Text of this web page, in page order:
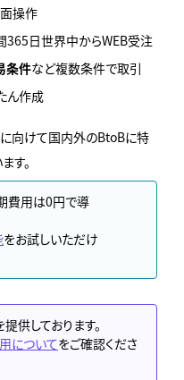
操作
365日世界中からWEB受注
条件など複数条件で取引
ん作成
に向けて国内外のBtoBに特
す。
費用は0円で導
をお試しいただけ
供しております。
についてをご確認くださ